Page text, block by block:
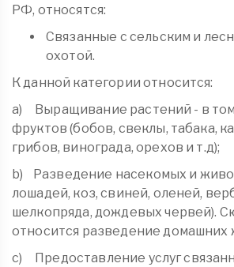
РФ, относятся:
Связанные с сельским и
охотой.
К данной категории относится:
a) Выращивание растений - в
фруктов (бобов, свеклы, табака,
грибов, винограда, орехов и т.д);
b) Разведение насекомых и
лошадей, коз, свиней, оленей,
шелкопряда, дождевых червей).
относится разведение домашних
c) Предоставление услуг